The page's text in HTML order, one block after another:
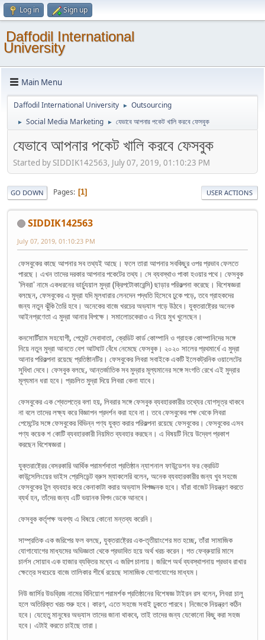
Log in Sign up
Daffodil International
University
Main Menu
Daffodil International University ► Outsourcing
► Social Media Marketing ► যেভাবে আপনার পকেট খালি করবে ফেসবুক
যেভাবে আপনার পকেট খালি করবে ফেসবুক
Started by SIDDIK142563, July 07, 2019, 01:10:23 PM
GO DOWN Pages 1 USER ACTIONS
SIDDIK142563
July 07, 2019, 01:10:23 PM
ফেসবুকের কাছে আপনার সব তথ্যই আছে। ফলে তারা আপনার সবকিছুর ওপর প্রভাব ফেলতে
পারছে। এখন তাদের দরকার আপনার পকেটের তথ্য। সে ব্যবস্থাও পাকা হওয়ার পথে। ফেসবুক
'লিবরা' নামে একধরনের ভার্চ্যুয়াল মুদ্রা (ক্রিপটোকারেন্সি) ছাড়ার পরিকল্পনা করেছে। বিশেষজ্ঞরা
বলছেন, ফেসবুকের এ মুদ্রা যদি মূলধারার লেনদেন পদ্ধতি হিসেবে ঢুকে পড়ে, তবে গ্রাহকদের
জন্য নতুন ঝুঁকি তৈরি হবে। অনেকের বাজে খরচের অভ্যাস গড়ে উঠবে। যুক্তরাষ্ট্রের অনেক
আইনপ্রণেতা এ মুদ্রা আনার বিপক্ষে। সমালোচকেরাও এ নিয়ে মুখ খুলেছেন।
কনসোর্টিয়াম সহযোগী, পেমেন্ট সেবাদাতা, ক্রেডিট কার্ড কোম্পানি ও গ্রাহক কোম্পানিদের সঙ্গে
নিয়ে নতুন মুদ্রা আনতে বেশ আটঘাট বেঁধে নেমেছে ফেসবুক। ২০২০ সালের প্রথমার্ধে এ মুদ্রা
আনার পরিকল্পনা রয়েছে প্রতিষ্ঠানটির। ফেসবুকের লিবরা সবাইকে একটি ইলেকট্রনিক ওয়ালেটের
সুবিধা দেবে। ফেসবুক বলছে, আন্তর্জাতিক সব মুদ্রার মূল্যমানের সঙ্গে সংগতি রেখে এই মুদ্রার
মূল্যমান ধরা হবে। প্রচলিত মুদ্রা দিয়ে লিবরা কেনা যাবে।
ফেসবুকের এক শ্বেতপত্রে বলা হয়, লিবরার সঙ্গে ফেসবুক ব্যবহারকারীর তথ্যের যোগসূত্র থাকবে
না বলে তাদের লক্ষ্য করে বিজ্ঞাপন প্রদর্শন করা হবে না। তবে ফেসবুকের পক্ষ থেকে লিবরা
পেমেন্টের সঙ্গে ফেসবুকের বিভিন্ন পণ্য যুক্ত করার পরিকল্পনা রয়েছে ফেসবুকের। ফেসবুকের এসব
পণ্য কয়েক শ কোটি ব্যবহারকারী নিয়মিত ব্যবহার করছেন। এ বিষয়টি নিয়ে উদ্বেগ প্রকাশ
করছেন বিশেষজ্ঞরা।
যুক্তরাষ্ট্রের বেসরকারি আর্থিক পরামর্শদাতা প্রতিষ্ঠান ন্যাশনাল ফাউন্ডেশন ফর ক্রেডিট
কাউন্সেলিংয়ের ভাইস প্রেসিডেন্ট ব্রুস ম্যাকলেরি বলেন, অনেক ব্যবহারকারীর জন্য খুব সহজে
ফেসবুকের টুল ব্যবহার করে কেনাকাটা করার অভ্যাস বিপজ্জনক হবে। যাঁরা বাজেট নিয়ন্ত্রণ করতে
ব্যর্থ হন, তাঁদের জন্য এটি ভয়ানক বিপদ ডেকে আনবে।
ফেসবুক কর্তৃপক্ষ অবশ্য এ বিষয়ে কোনো মন্তব্য করেনি।
সাম্প্রতিক এক জরিপের ফল বলছে, যুক্তরাষ্ট্রের এক-তৃতীয়াংশের মত হচ্ছে, তাঁরা সামাজিক
যোগাযোগের মাধ্যমের অভিজ্ঞতা থেকে প্রভাবিত হয়ে অর্থ খরচ করেন। গত ফেব্রুয়ারি মাসে
চার্লস সোয়াব এক হাজার ব্যক্তির মধ্যে এ জরিপ চালায়। জরিপে অর্থ ব্যবস্থাপনায় প্রভাব রাখার
ক্ষেত্রে সবচেয়ে বাজে তালিকার শীর্ষে রয়েছে সামাজিক যোগাযোগের মাধ্যম।
নিউ জার্সির উডব্রিজ নামের বিনিয়োগ পরামর্শক প্রতিষ্ঠানের বিশেষজ্ঞ টাইরন রস বলেন, লিবরা চালু
হলে অতিরিক্ত খরচ শুরু হবে। কারণ, এতে সহজে সবাই ঢুকতে পারবে। নিজেকে নিয়ন্ত্রণ কঠিন
হবে। যেহেতু মানুষের অভ্যাস তাদের জানা থাকবে, তাই তাদের জন্য যেকোনো কিছু করা সহজ
হবে। এটাই করতে চাইছে তারা।